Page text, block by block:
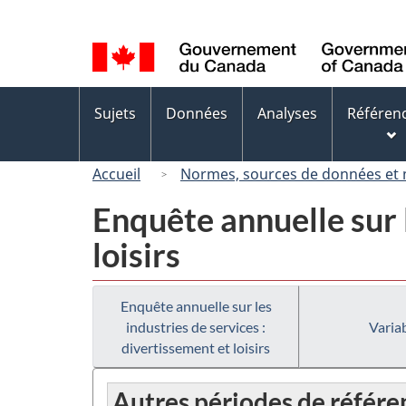
de
la
langue
des
Sujets Données Analyses
Accueil Normes, sources de données et
Enquête annuelle
loisirs
Enquête annuelle sur les
industries de services :
divertissement et loisirs